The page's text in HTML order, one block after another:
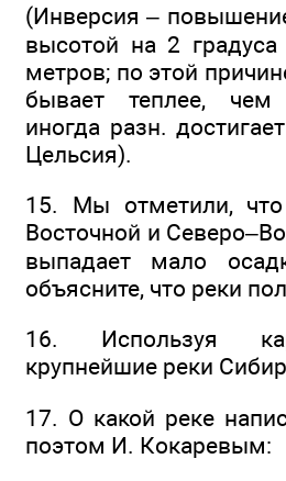
(Инверсия –
высотой на 2
метров; по этой
бывает теплее, чем
иногда разн.
Цельсия).
15. Мы отметили, что
Восточной и
выпадает мало
объясните, что реки
16. Используя
крупнейшие реки
17. О какой реке
поэтом И. Кокаревым: